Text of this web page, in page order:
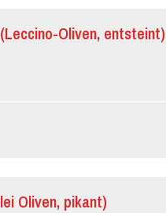
Oliven, entsteint)
Oliven, pikant)